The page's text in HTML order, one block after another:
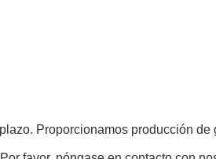
Proporcionamos producción de